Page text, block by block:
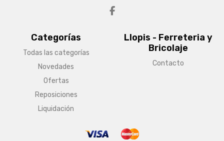
Categorías
Todas las categorías
Novedades
Ofertas
Reposiciones
Liquidación
Llopis - Ferreteria y
Bricolaje
Contacto